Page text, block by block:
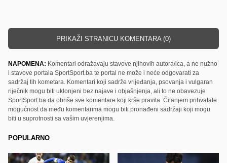
PRIKAŽI STRANICU KOMENTARA (0)
NAPOMENA: Komentari odražavaju stavove njihovih autora/ica, a ne nužno
i stavove portala SportSport.ba te portal ne može i neće odgovarati za
sadržaj tih kometara. Komentari koji sadrže vrijeđanja, psovanja i vulgaran
riječnik mogu biti uklonjeni bez najave i objašnjenja, ali to ne obavezuje
SportSport.ba da obriše sve komentare koji krše pravila. Čitanjem prihvatate
mogućnost da među komentarima mogu biti pronađeni sadržaji koji mogu
biti u suprotnosti sa vašim uvjerenjima.
POPULARNO